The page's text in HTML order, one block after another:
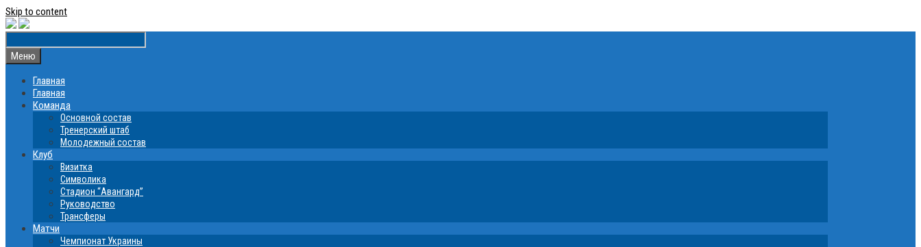
Skip to content
Меню
Главная
Главная
Команда
Основной состав
Тренерский штаб
Молодежный состав
Клуб
Визитка
Символика
Стадион “Авангард”
Руководство
Трансферы
Матчи
Чемпионат Украины